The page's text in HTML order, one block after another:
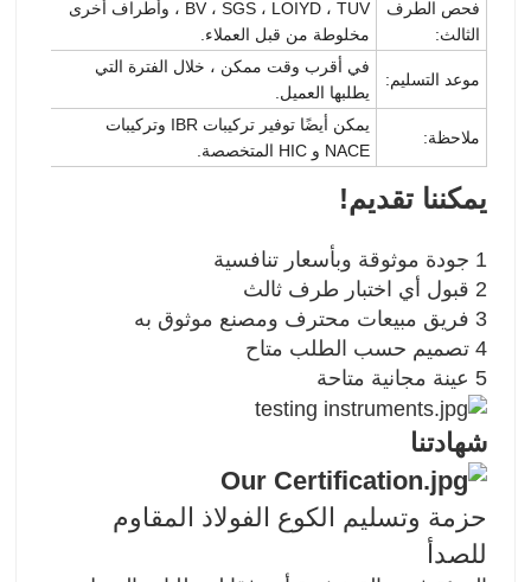
فحص الطرف
الثالث:
BV ، SGS ، LOIYD ، TUV ، وأطراف أخرى
مخلوطة من قبل العملاء.
موعد التسليم:
في أقرب وقت ممكن ، خلال الفترة التي
يطلبها العميل.
ملاحظة:
يمكن أيضًا توفير تركيبات IBR وتركيبات
NACE و HIC المتخصصة.
يمكننا تقديم!
1 جودة موثوقة وبأسعار تنافسية
2 قبول أي اختبار طرف ثالث
3 فريق مبيعات محترف ومصنع موثوق به
4 تصميم حسب الطلب متاح
5 عينة مجانية متاحة
شهادتنا
حزمة وتسليم الكوع الفولاذ المقاوم
للصدأ